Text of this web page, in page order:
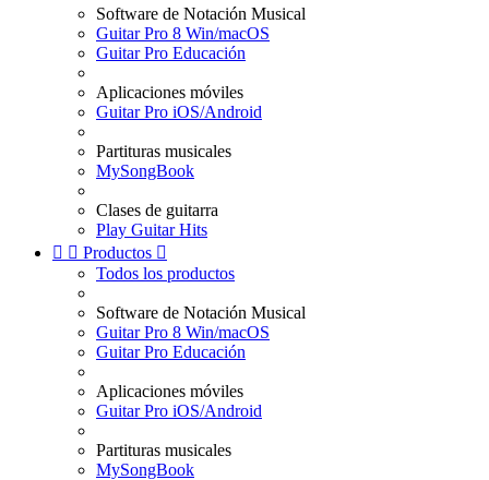
Software de Notación Musical
Guitar Pro 8 Win/macOS
Guitar Pro Educación
Aplicaciones móviles
Guitar Pro iOS/Android
Partituras musicales
MySongBook
Clases de guitarra
Play Guitar Hits
  Productos 
Todos los productos
Software de Notación Musical
Guitar Pro 8 Win/macOS
Guitar Pro Educación
Aplicaciones móviles
Guitar Pro iOS/Android
Partituras musicales
MySongBook